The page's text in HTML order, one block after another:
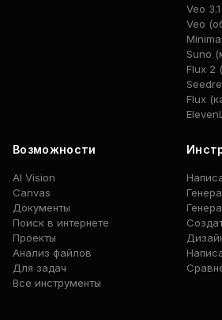
Veo
Veo
Suno
Flux 2
Flux
Возможности
AI Vision
Canvas
Документы
Поиск в интернете
Проекты
Анализ файлов
Для задач
Все инструменты